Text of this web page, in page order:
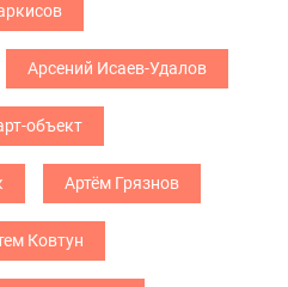
Арсений Исаев-Удалов
объект
Артём Грязнов
Ковтун